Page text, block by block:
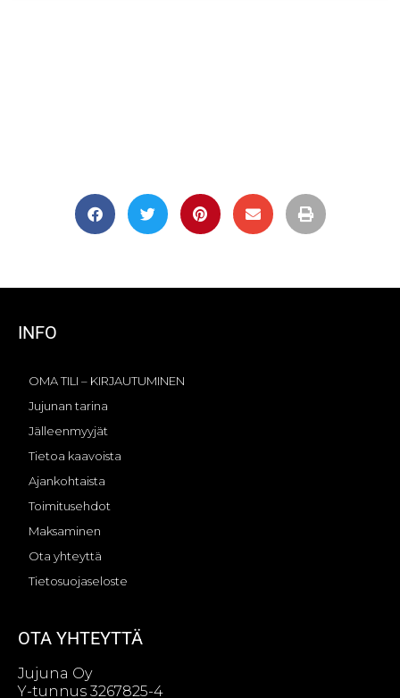
INFO
OMA TILI – KIRJAUTUMINEN
Jujunan tarina
Jälleenmyyjät
Tietoa kaavoista
Ajankohtaista
Toimitusehdot
Maksaminen
Ota yhteyttä
Tietosuojaseloste
OTA YHTEYTTÄ
Jujuna Oy
Y-tunnus 3267825-4